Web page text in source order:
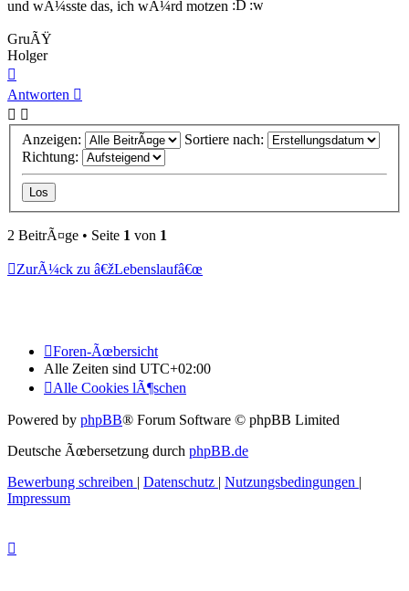
und wÃ¼sste das, ich wÃ¼rd motzen
GruÃŸ
Holger
oben
Antworten
Anzeigen:
Sortiere nach:
Richtung:
2 BeitrÃ¤ge • Seite 1 von 1
ZurÃ¼ck zu â€žLebenslaufâ€œ
Foren-Ãœbersicht
Alle Zeiten sind UTC+02:00
Alle Cookies lÃ¶schen
Powered by phpBB® Forum Software © phpBB Limited
Deutsche Ãœbersetzung durch phpBB.de
Bewerbung schreiben | Datenschutz | Nutzungsbedingungen |
Impressum